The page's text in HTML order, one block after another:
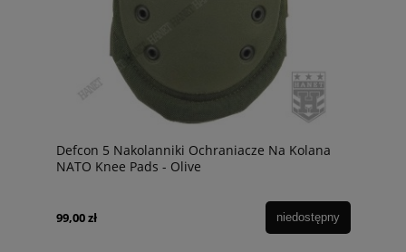
Defcon 5 Nakolanniki Ochraniacze Na Kolana
NATO Knee Pads - Olive
99,00 zł niedostępny